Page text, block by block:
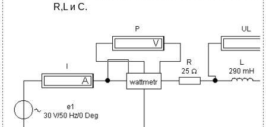
R,L и C.